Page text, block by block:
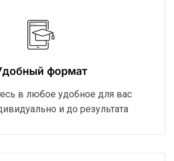
формат
в любое удобное для вас
и до результата